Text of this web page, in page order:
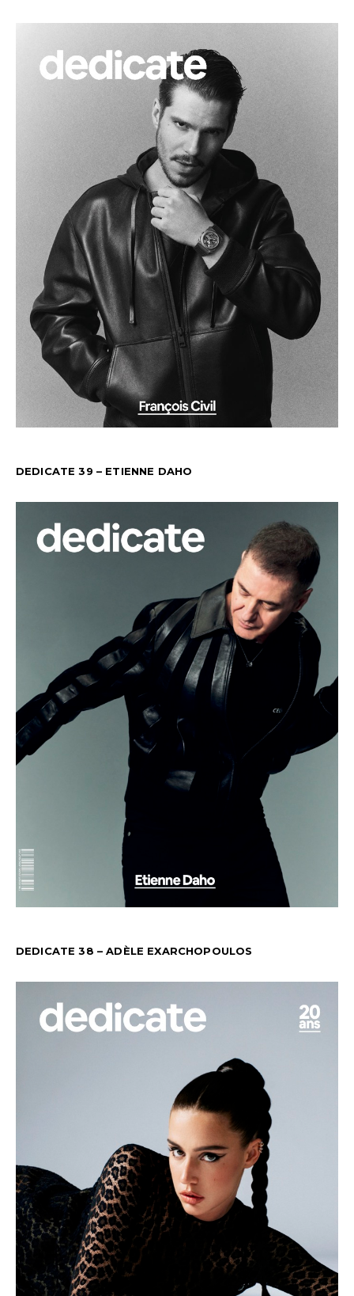
DEDICATE 39 – ETIENNE DAHO
DEDICATE 38 – ADÈLE EXARCHOPOULOS